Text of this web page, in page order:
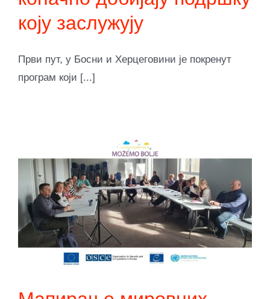
коју заслужују
Први пут, у Босни и Херцеговини је покренут
програм који [...]